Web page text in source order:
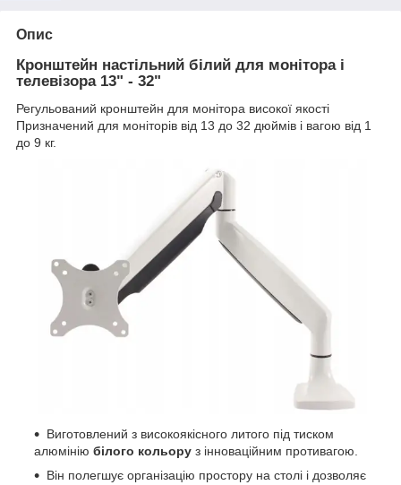
Опис
Кронштейн настільний білий для монітора і
телевізора 13" - 32"
Регульований кронштейн для монітора високої якості
Призначений для моніторів від 13 до 32 дюймів і вагою від 1
до 9 кг.
Виготовлений з високоякісного литого під тиском
алюмінію білого кольору з інноваційним противагою.
Він полегшує організацію простору на столі і дозволяє